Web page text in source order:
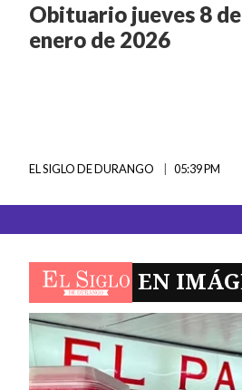
Obituario jueves 8 de
enero de 2026
EL SIGLO DE DURANGO 05:39 PM
EL SIGLO EN